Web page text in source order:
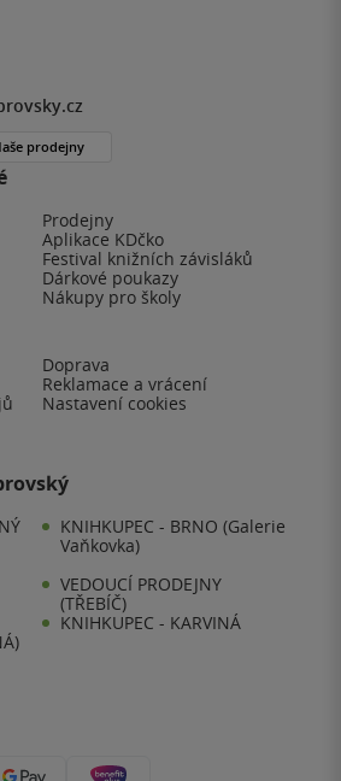
Prodejny
Aplikace KDčko
Festival knižních závisláků
Dárkové poukazy
Nákupy pro školy
Doprava
Reklamace a vrácení
Nastavení cookies
KNIHKUPEC - BRNO (Galerie
Vaňkovka)
VEDOUCÍ PRODEJNY
(TŘEBÍČ)
KNIHKUPEC - KARVINÁ
prodejny